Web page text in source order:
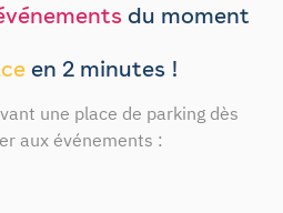
du moment
en 2 minutes !
une place de parking dès
aux événements :